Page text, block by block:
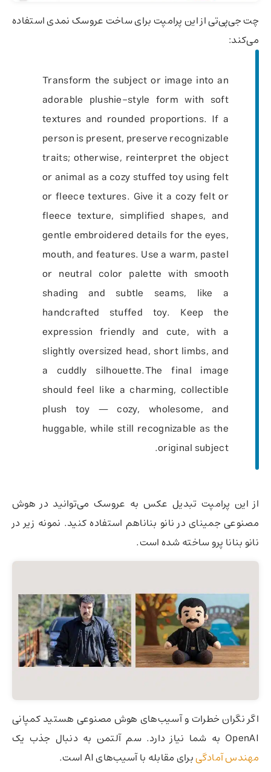
چت جی‌پی‌تی از این پرامپت برای ساخت عروسک نمدی استفاده
می‌کند:
Transform the subject or image into an
adorable plushie-style form with soft
textures and rounded proportions. If a
person is present, preserve recognizable
traits; otherwise, reinterpret the object
or animal as a cozy stuffed toy using felt
or fleece textures. Give it a cozy felt or
fleece texture, simplified shapes, and
gentle embroidered details for the eyes,
mouth, and features. Use a warm, pastel
or neutral color palette with smooth
shading and subtle seams, like a
handcrafted stuffed toy. Keep the
expression friendly and cute, with a
slightly oversized head, short limbs, and
a cuddly silhouette.The final image
should feel like a charming, collectible
plush toy — cozy, wholesome, and
huggable, while still recognizable as the
original subject.
از این پرامپت تبدیل عکس به عروسک می‌توانید در هوش
مصنوعی جمینای در نانو بناناهم استفاده کنید. نمونه زیر در
نانو بنانا پرو ساخته شده است.
اگر نگران خطرات و آسیب‌های هوش مصنوعی هستید کمپانی
OpenAI به شما نیاز دارد. سم آلتمن به دنبال جذب یک
مهندس آمادگیبرای مقابله با آسیب‌های AI است.